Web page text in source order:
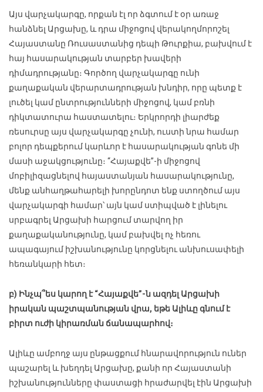
Այս վարչակարգը, որքան էլ որ ձգտում է օր առաջ
հանձնել Արցախը, և դրա միջոցով վերակողմորոշել
Հայաստանը Ռուսաստանից դեպի Թուրքիա, բախվում է
հայ հասարակության տարբեր խավերի
դիմադրությանը։ Գործող վարչակարգը ունի
քաղաքական վերարտադրության խնդիր, որը պետք է
լուծել կամ ընտրությունների միջոցով, կամ բռնի
դիկտատուրա հաստատելու։ Երկրորդի լիարժեք
ռեսուրսը այս վարչակարգը չունի, ուստի նրա համար
բոլոր դեպքերում կարևոր է հասարակության գոնե մի
մասի աջակցությունը։ “Հայաքվե”-ի միջոցով
մոբիլիզացնելով հայաստանյան հասարակությունը,
մենք անհաղթահարելի խորընդոտ ենք ստողծում այս
վարչակարգի համար՝ այն կամ ստիպված է լինելու
սրբագրել Արցախի հարցում տարվող իր
քաղաքականությունը, կամ բախվել ոչ հեռու
ապագայում իշխանությունը կորցնելու անխուսափելի
հեռանկարի հետ։
բ) Ինչպ՞ես կարող է “Հայաքվե”-ն ազդել Արցախի
իրական պաշտպանության վրա, եթե Ալիևը գնում է
բիրտ ուժի կիրառման ճանապարհով։
Ալիևը ամբողջ այս ընթացքում հնարավորություն ուներ
պաշարել և խեղդել Արցախը, քանի որ Հայաստանի
իշխանությունները փաստացի հրաժարվել էին Արցախի